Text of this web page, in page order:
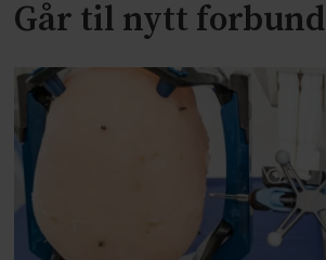
Går til nytt forbund